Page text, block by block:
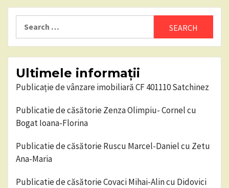
for:
Ultimele informații
Publicație de vânzare imobiliară CF 401110 Satchinez
Publicatie de căsătorie Zenza Olimpiu- Cornel cu
Bogat Ioana-Florina
Publicatie de căsătorie Ruscu Marcel-Daniel cu Zetu
Ana-Maria
Publicatie de căsătorie Covaci Mihai-Alin cu Didovici